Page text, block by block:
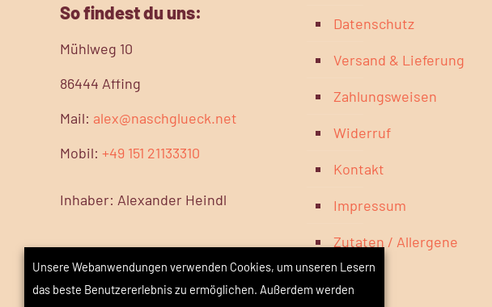
So findest du uns:
Mühlweg 10
86444 Affing
Mail: alex@naschglueck.net
Mobil: +49 151 21133310
Inhaber: Alexander Heindl
Datenschutz
Versand & Lieferung
Zahlungsweisen
Widerruf
Kontakt
Impressum
Zutaten / Allergene
Unsere Webanwendungen verwenden Cookies, um unseren Lesern
das beste Benutzererlebnis zu ermöglichen. Außerdem werden